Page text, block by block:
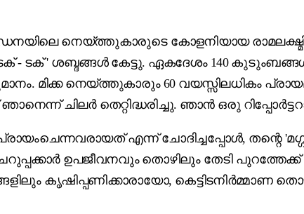
നെയ്ത്തുകാരുടെ കോളനിയായ
- ടക് ' ശബ്ദങ്ങൾ കേട്ടു. ഏകദേശം 140
മിക്ക നെയ്ത്തുകാരും 60 വയസ്സിലധികം
ചിലർ തെറ്റിദ്ധരിച്ചു. ഞാൻ ഒരു
എന്ന് ചോദിച്ചപ്പോൾ, തന്റെ
ഉപജീവനവും തൊഴിലും തേടി പുറത്തേക്ക്
കൃഷിപ്പണിക്കാരായോ,